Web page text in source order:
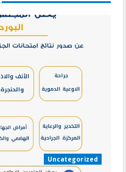
Uncategorized